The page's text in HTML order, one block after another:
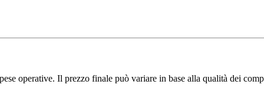
operative. Il prezzo finale può variare in base alla qualità dei